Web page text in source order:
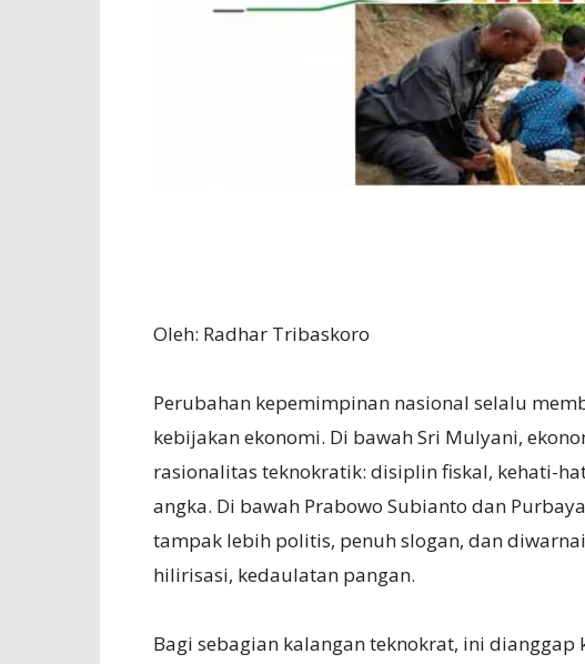
Oleh: Radhar Tribaskoro
Perubahan kepemimpinan nasional selalu
kebijakan ekonomi. Di bawah Sri Mulyani,
rasionalitas teknokratik: disiplin fiskal, kehati-
angka. Di bawah Prabowo Subianto dan
tampak lebih politis, penuh slogan, dan
hilirisasi, kedaulatan pangan.
Bagi sebagian kalangan teknokrat, ini